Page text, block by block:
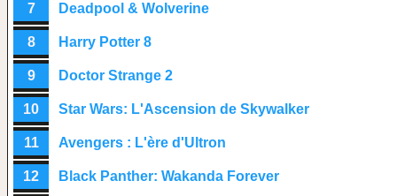
7 Deadpool & Wolverine
8 Harry Potter 8
9 Doctor Strange 2
10 Star Wars: L'Ascension de Skywalker
11 Avengers : L'ère d'Ultron
12 Black Panther: Wakanda Forever